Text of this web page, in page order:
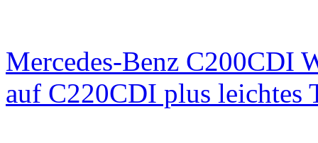
Mercedes-Benz C200CDI
auf C220CDI plus